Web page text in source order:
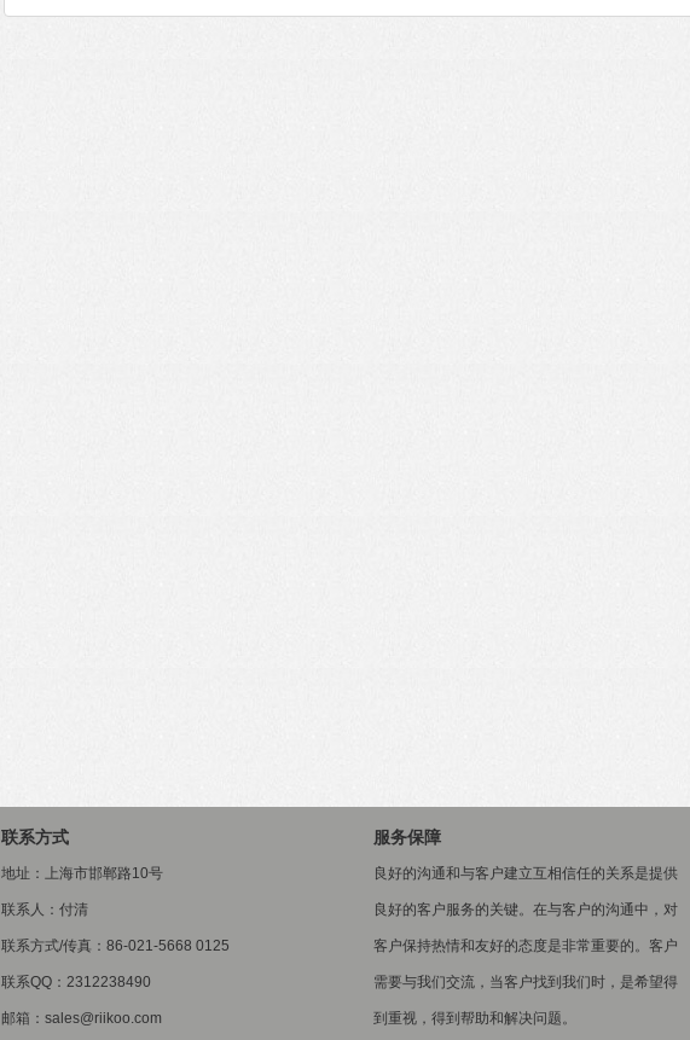
联系方式
地址：上海市邯郸路10号
联系人：付清
联系方式/传真：86-021-5668 0125
联系QQ：2312238490
邮箱：sales@riikoo.com
服务保障
良好的沟通和与客户建立互相信任的关系是提供
良好的客户服务的关键。在与客户的沟通中，对
客户保持热情和友好的态度是非常重要的。客户
需要与我们交流，当客户找到我们时，是希望得
到重视，得到帮助和解决问题。